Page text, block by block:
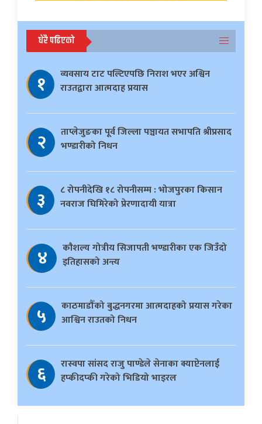
धेरै पढिएको
१
व्यवसाय टाट पल्टिएपछि निराश भएर अश्विन
राउतद्वारा आत्मदाह प्रयास
२
ताप्लेजुङका पूर्व जिल्ला पञ्चायत सभापति श्रीप्रसाद
भण्डारीको निधन
३
८ रोपनीदेखि १८ रोपनीसम्म : भोजपुरका किसान
नवराज घिमिरेको प्रेरणादायी यात्रा
४
काैशल्य गोत्रीय सिजापती भण्डारीका एक जिउँदो
इतिहासको अन्त्य
५
काठमाडौँको बुद्धनगरमा आत्मदाहको प्रयास गरेका
आश्विन राउतको निधन
६
रास्वपा सांसद राजु पाण्डेले सेनाका क्याप्टेनलाई
हप्कीदप्की गरेको भिडियो भाइरल